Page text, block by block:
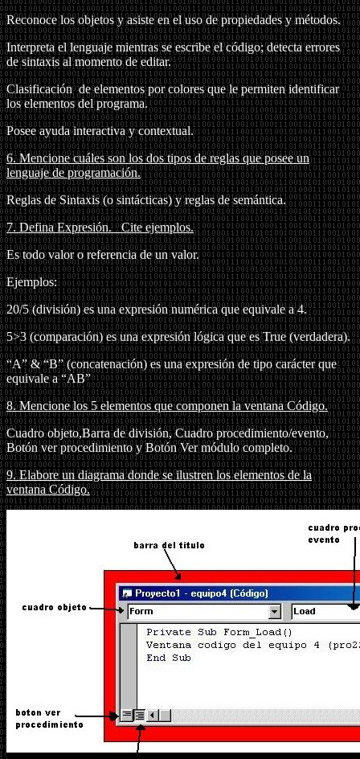
Reconoce los objetos y asiste en el uso de propiedades y métodos.
Interpreta el lenguaje mientras se escribe el código; detecta errores
de sintaxis al momento de editar.
Clasificación de elementos por colores que le permiten identificar
los elementos del programa.
Posee ayuda interactiva y contextual.
6. Mencione cuáles son los dos tipos de reglas que posee un
lenguaje de programación.
Reglas de Sintaxis (o sintácticas) y reglas de semántica.
7. Defina Expresión.
Cite ejemplos.
Es todo valor o referencia de un valor.
Ejemplos:
20/5 (división) es una expresión numérica que equivale a 4.
5>3 (comparación) es una expresión lógica que es True (verdadera).
“A” & “B” (concatenación) es una expresión de tipo carácter que
equivale a “AB”
8. Mencione los 5 elementos que componen la ventana Código.
Cuadro objeto,Barra de división, Cuadro procedimiento/evento,
Botón ver procedimiento y Botón Ver módulo completo.
9. Elabore un diagrama donde se ilustren los elementos de la
ventana Código.